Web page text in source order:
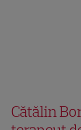
Cătălin